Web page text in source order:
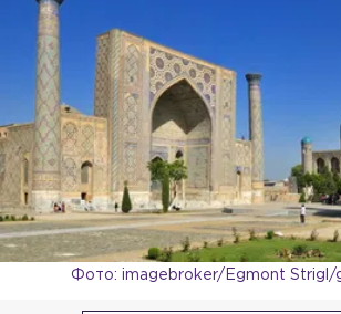
Фото: imagebroker/Egmont Strigl/